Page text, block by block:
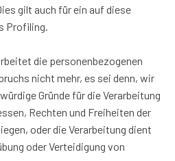
gilt auch für ein auf diese
Profiling.
die personenbezogenen
nicht mehr, es sei denn, wir
Gründe für die Verarbeitung
Rechten und Freiheiten der
oder die Verarbeitung dient
oder Verteidigung von